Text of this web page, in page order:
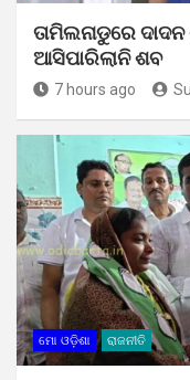
ତାମିଲନାଡୁରେ
ଆସିପାରିଲାନି ଶବ
7 hours ago
ମୋ ଓଡ଼ିଶା ରାଜନୀତି